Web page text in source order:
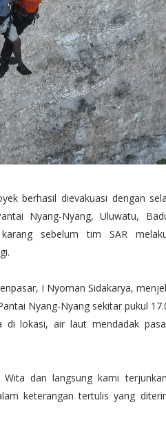
berhasil dievakuasi dengan
Nyang-Nyang, Uluwatu,
sebelum tim SAR
I Nyoman Sidakarya,
Nyang-Nyang sekitar pukul
di lokasi, air laut mendadak
dan langsung kami
keterangan tertulis yang